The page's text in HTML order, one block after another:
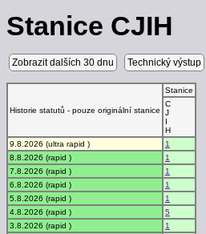
Stanice CJIH
Zobrazit dalších 30 dnu Technický výstup
Historie statutů - pouze originální stanice
Stanice
C
J
I
H
9.8.2026 (ultra rapid )
1
8.8.2026 (rapid )
1
7.8.2026 (rapid )
1
6.8.2026 (rapid )
1
5.8.2026 (rapid )
1
4.8.2026 (rapid )
5
3.8.2026 (rapid )
1